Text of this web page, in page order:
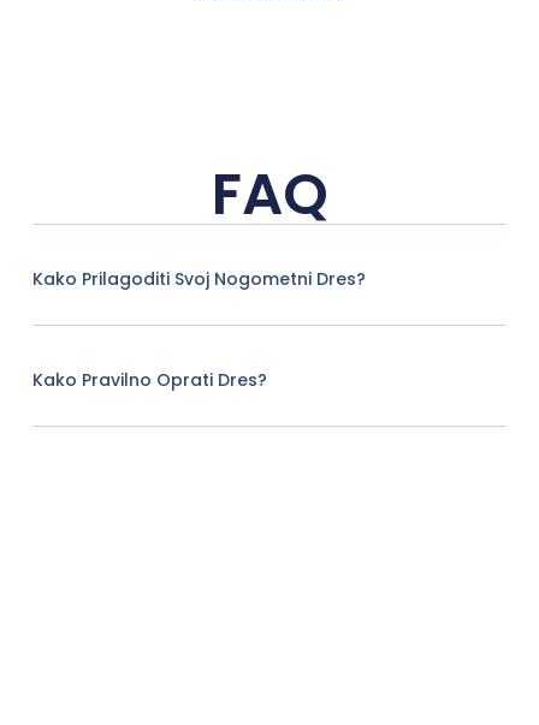
FAQ
Kako Prilagoditi Svoj Nogometni Dres?
Kako Pravilno Oprati Dres?